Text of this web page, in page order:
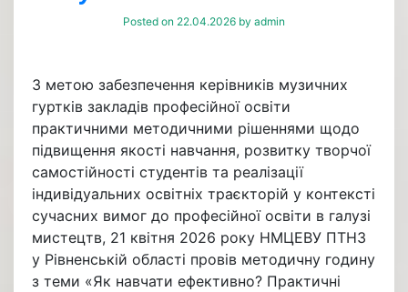
Posted on 22.04.2026 by admin
З метою забезпечення керівників музичних
гуртків закладів професійної освіти
практичними методичними рішеннями щодо
підвищення якості навчання, розвитку творчої
самостійності студентів та реалізації
індивідуальних освітніх траєкторій у контексті
сучасних вимог до професійної освіти в галузі
мистецтв, 21 квітня 2026 року НМЦЕВУ ПТНЗ
у Рівненській області провів методичну годину
з теми «Як навчати ефективно? Практичні